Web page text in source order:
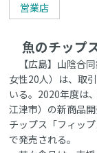
営業店
魚のチップ
【広島】山陰合
女性20人）は、取
いる。2020年度は
江津市）の新商品
チップス「フィッ
で発売される。